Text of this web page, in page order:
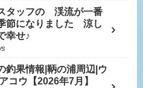
タッフの 渓流が一番
節になりました 涼し
幸せ♪
釣果情報|鞆の浦周辺|ウ
コウ【2026年7月】